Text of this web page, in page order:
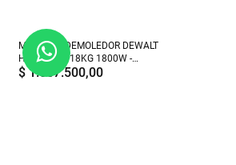
MARTILLO DEMOLEDOR DEWALT
HEX 28MM 18KG 1800W -
D25966-AR
$1.657.500,00